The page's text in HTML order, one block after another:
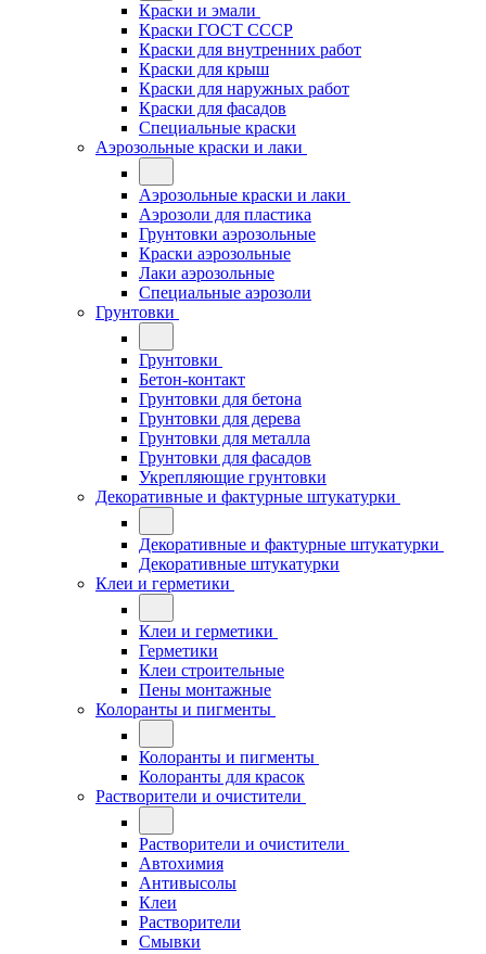
Краски и эмали
Краски ГОСТ СССР
Краски для внутренних работ
Краски для крыш
Краски для наружных работ
Краски для фасадов
Специальные краски
Аэрозольные краски и лаки
Аэрозольные краски и лаки
Аэрозоли для пластика
Грунтовки аэрозольные
Краски аэрозольные
Лаки аэрозольные
Специальные аэрозоли
Грунтовки
Грунтовки
Бетон-контакт
Грунтовки для бетона
Грунтовки для дерева
Грунтовки для металла
Грунтовки для фасадов
Укрепляющие грунтовки
Декоративные и фактурные штукатурки
Декоративные и фактурные штукатурки
Декоративные штукатурки
Клеи и герметики
Клеи и герметики
Герметики
Клеи строительные
Пены монтажные
Колоранты и пигменты
Колоранты и пигменты
Колоранты для красок
Растворители и очистители
Растворители и очистители
Автохимия
Антивысолы
Клеи
Растворители
Смывки